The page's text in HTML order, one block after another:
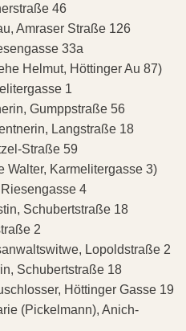
46
Amraser Straße 126
33a
Helmut, Höttinger Au 87)
1
Gumppstraße 56
Langstraße 18
Straße 59
Karmelitergasse 3)
4
Schubertstraße 18
2
Lopoldstraße 2
Schubertstraße 18
Höttinger Gasse 19
(Pickelmann), Anich-